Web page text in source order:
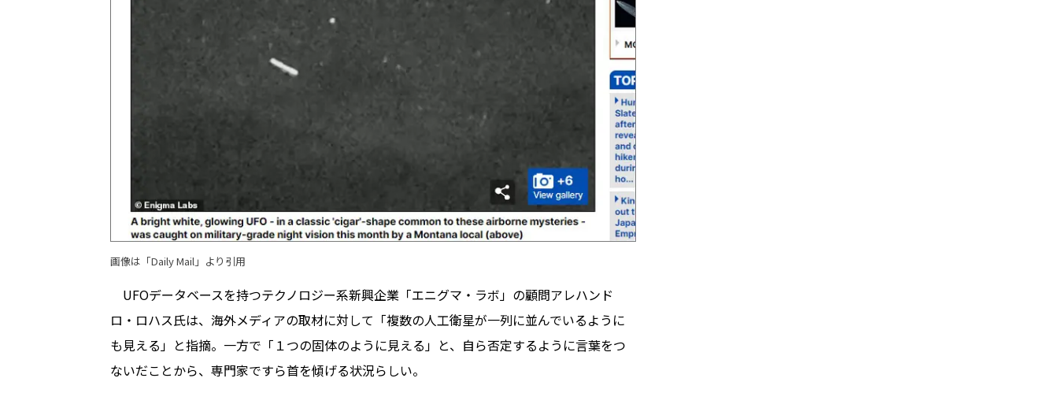
画像は「Daily Mail 」より引用
UFOデータベースを持つテクノロジー系新興企業「エニグマ・ラボ」の顧問アレハンド
ロ・ロハス氏は、海外メディアの取材に対して「複数の人工衛星が一列に並んでいるように
も見える」と指摘。一方で「１つの固体のように見える」と、自ら否定するように言葉をつ
ないだことから、専門家ですら首を傾げる状況らしい。